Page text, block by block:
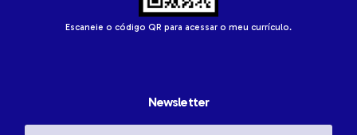
Escaneie o código QR para acessar o meu currículo.
Newsletter